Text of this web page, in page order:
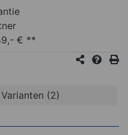
€ **
Varianten (2)